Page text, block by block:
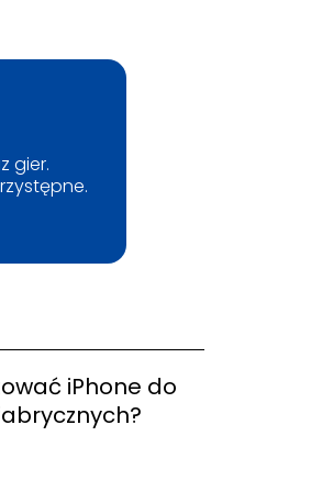
gier.
iPhone do